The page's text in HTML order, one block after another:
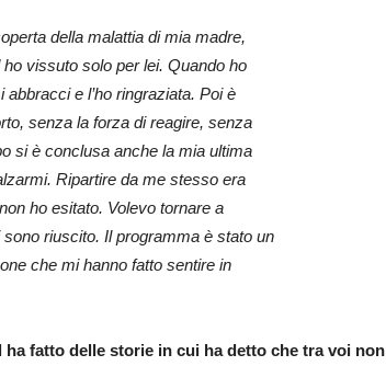
della malattia di mia madre,
vissuto solo per lei. Quando ho
e l’ho ringraziata. Poi è
senza la forza di reagire, senza
si è conclusa anche la mia ultima
Ripartire da me stesso era
ho esitato. Volevo tornare a
riuscito. Il programma è stato un
che mi hanno fatto sentire in
ha fatto delle storie in cui ha detto che tra voi non